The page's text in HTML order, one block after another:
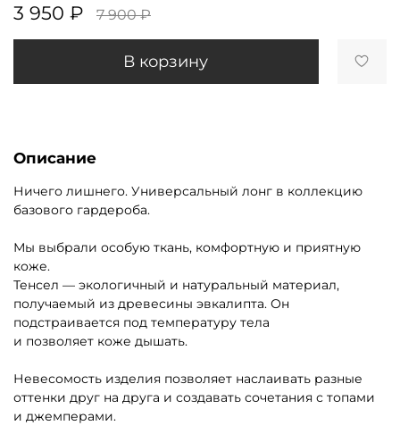
3 950 ₽ 7 900 ₽
В корзину
Описание
Ничего лишнего. Универсальный лонг в коллекцию
базового гардероба.
Мы выбрали особую ткань, комфортную и приятную
коже.
Тенсел — экологичный и натуральный материал,
получаемый из древесины эвкалипта. Он
подстраивается под температуру тела
и позволяет коже дышать.
Невесомость изделия позволяет наслаивать разные
оттенки друг на друга и создавать сочетания с топами
и джемперами.